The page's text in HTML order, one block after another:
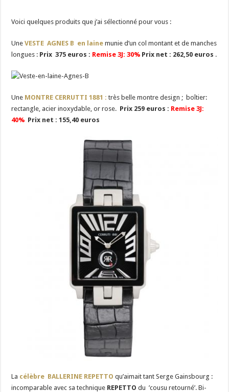
Voici quelques produits que j’ai sélectionné pour vous :
UneVESTE AGNES B en laine munie d’un col montant et de manches
longues : Prix 375 euros : Remise 3J: 30% Prix net : 262,50 euros .
Une MONTRE CERRUTTI 1881 : très belle montre design ; boîtier:
rectangle, acier inoxydable, or rose. Prix 259 euros : Remise 3J:
40% Prix net : 155,40 euros
La célèbre BALLERINE REPETTO qu’aimait tant Serge Gainsbourg :
incomparable avec sa technique REPETTO du ’cousu retourné’. Bi-